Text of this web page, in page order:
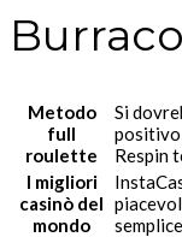
Metodo
full
roulette
Si
Respin
I migliori
casinò del
mondo